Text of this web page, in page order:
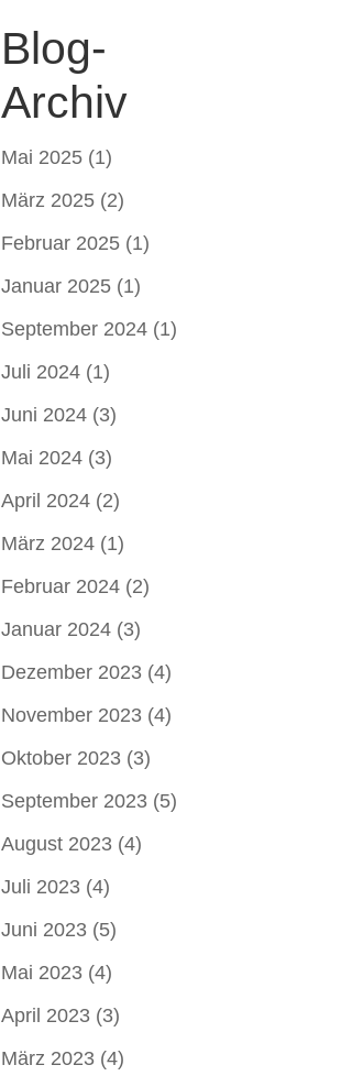
Blog-
Archiv
Mai 2025 (1)
März 2025 (2)
Februar 2025 (1)
Januar 2025 (1)
September 2024 (1)
Juli 2024 (1)
Juni 2024 (3)
Mai 2024 (3)
April 2024 (2)
März 2024 (1)
Februar 2024 (2)
Januar 2024 (3)
Dezember 2023 (4)
November 2023 (4)
Oktober 2023 (3)
September 2023 (5)
August 2023 (4)
Juli 2023 (4)
Juni 2023 (5)
Mai 2023 (4)
April 2023 (3)
März 2023 (4)